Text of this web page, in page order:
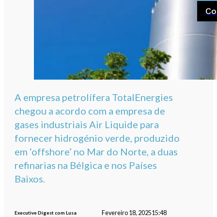
A empresa petrolífera TotalEnergies
chegou a acordo com a empresa de
gases industriais Air Liquide para
fornecer hidrogénio verde, produzido
em ‘offshore’ no Mar do Norte, a duas
refinarias na Bélgica e nos Países
Baixos.
Executive Digest com Lusa Fevereiro 18, 202515:48